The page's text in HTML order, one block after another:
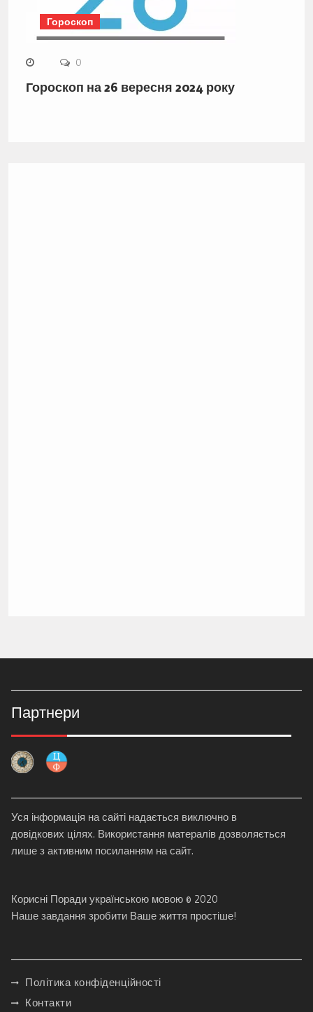
Гороскоп
0
Гороскоп на 26 вересня 2024 року
Партнери
Уся інформація на сайті надається виключно в
довідкових цілях. Використання матералів дозволяється
лише з активним посиланням на сайт.
Корисні Поради українською мовою © 2020
Наше завдання зробити Ваше життя простіше!
Політика конфіденційності
Контакти